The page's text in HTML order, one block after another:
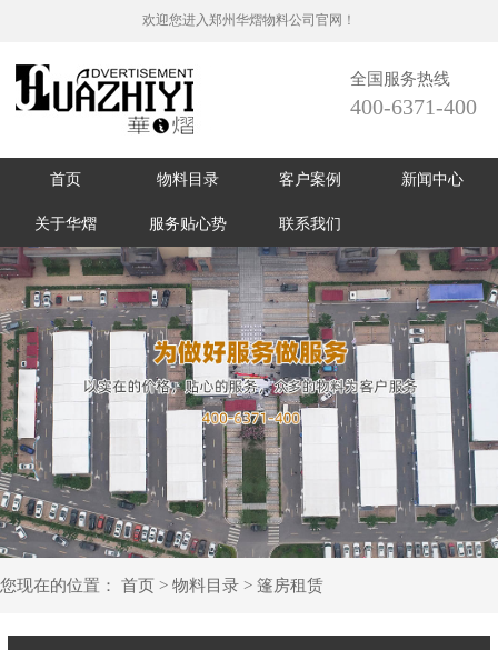
欢迎您进入郑州华熠物料公司官网！
全国服务热线
400-6371-400
首页 物料目录 客户案例 新闻中心
关于华熠 服务贴心势 联系我们
您现在的位置： 首页 > 物料目录 > 篷房租赁